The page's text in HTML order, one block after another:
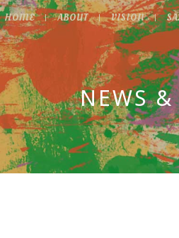
NEWS
HOME ABOUT VISION